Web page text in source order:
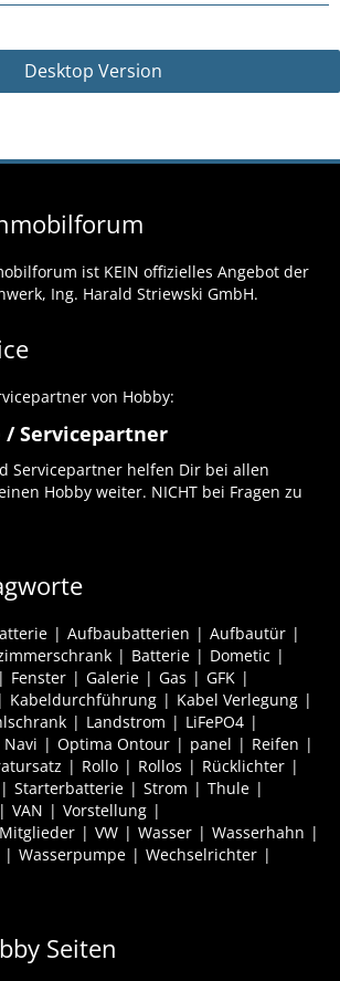
Desktop Version
ist KEIN offizielles Angebot der
Ing. Harald Striewski GmbH.
von Hobby:
/ Servicepartner
Servicepartner helfen Dir bei allen
Hobby weiter. NICHT bei Fragen zu
Aufbaubatterien
Aufbautür
Batterie
Dometic
Fenster Galerie Gas
GFK
Kabeldurchführung
Kabel Verlegung
Landstrom
LiFePO4
Navi Optima Ontour panel
Reifen
Rollo Rollos
Rücklichter
Starterbatterie Strom
Thule
VAN
Vorstellung
VW Wasser
Wasserhahn
Wasserpumpe
Wechselrichter
Seiten